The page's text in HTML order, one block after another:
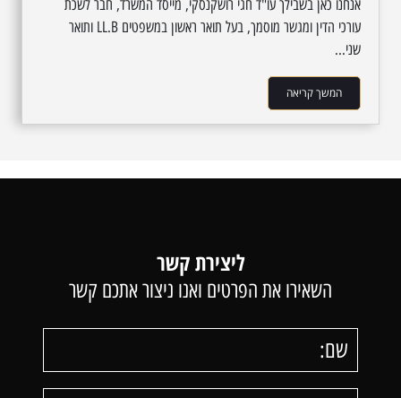
אנחנו כאן בשבילך עו"ד חגי רושקנסקי, מייסד המשרד, חבר לשכת
עורכי הדין ומגשר מוסמך, בעל תואר ראשון במשפטים LL.B ותואר
שני...
המשך קריאה
ליצירת קשר
השאירו את הפרטים ואנו ניצור אתכם קשר